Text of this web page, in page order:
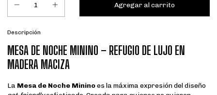
Descripción
MESA DE NOCHE MININO – REFUGIO DE LUJO EN
MADERA MACIZA
La Mesa de Noche Mininoes la máxima expresión del diseño